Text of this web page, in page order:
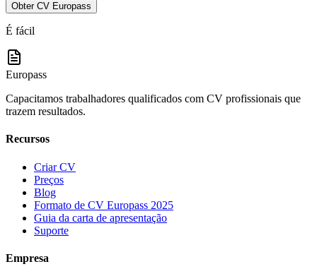
Obter CV Europass
É fácil
Europass
Capacitamos trabalhadores qualificados com CV profissionais que
trazem resultados.
Recursos
Criar CV
Preços
Blog
Formato de CV Europass 2025
Guia da carta de apresentação
Suporte
Empresa